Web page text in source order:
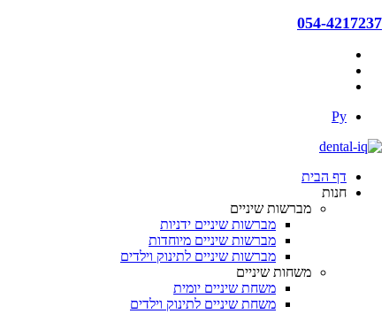
054-4217237
Ру
דף הבית
חנות
מברשות שיניים
מברשות שיניים ידניות
מברשות שיניים מיוחדות
מברשות שיניים לתינוק וילדים
משחות שיניים
משחת שיניים יומית
משחת שיניים לתינוק וילדים